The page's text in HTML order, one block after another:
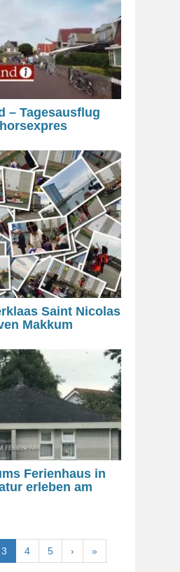
– Tagesausflug
Saint Nicolas
Makkum
Ferienhaus in
erleben am
3 4 5 › »